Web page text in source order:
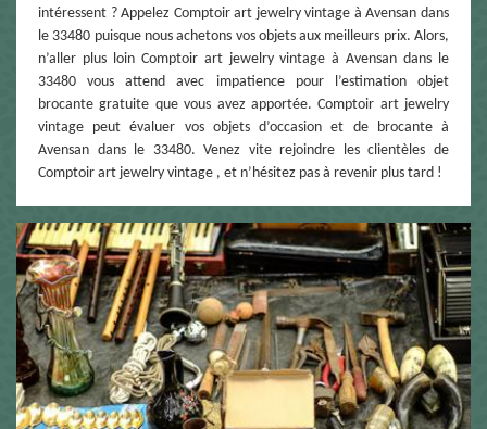
intéressent ? Appelez Comptoir art jewelry vintage à Avensan dans
le 33480 puisque nous achetons vos objets aux meilleurs prix. Alors,
n’aller plus loin Comptoir art jewelry vintage à Avensan dans le
33480 vous attend avec impatience pour l’estimation objet
brocante gratuite que vous avez apportée. Comptoir art jewelry
vintage peut évaluer vos objets d’occasion et de brocante à
Avensan dans le 33480. Venez vite rejoindre les clientèles de
Comptoir art jewelry vintage , et n’hésitez pas à revenir plus tard !